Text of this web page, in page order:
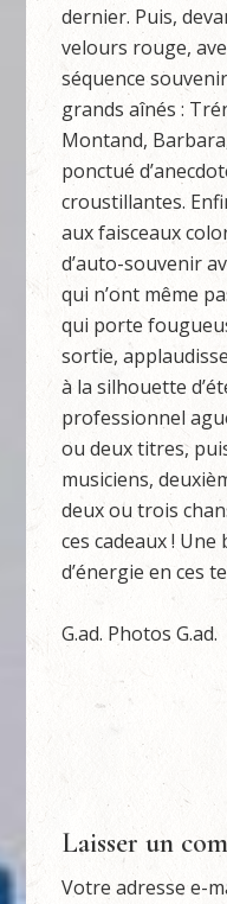
dernier. Puis,
velours rouge,
séquence
grands aînés :
Montand,
ponctué
croustillantes.
aux faisceaux
d’auto-souvenir
qui n’ont même
qui porte
sortie,
à la silhouette
professionnel
ou deux titres,
musiciens,
deux ou trois
ces cadeaux !
d’énergie en ces
G.ad. Photos G.ad.
Laisser un
Votre adresse e-